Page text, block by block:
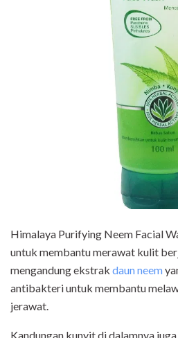
Himalaya Purifying Neem Facial
untuk membantu merawat kulit
mengandung ekstrak daun neem
antibakteri untuk membantu
jerawat.
Kandungan kunyit di dalamnya